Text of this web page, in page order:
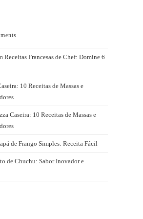
Receitas Francesas de Chef: Domine 6
10 Receitas de Massas e
Caseira: 10 Receitas de Massas e
de Frango Simples: Receita Fácil
de Chuchu: Sabor Inovador e